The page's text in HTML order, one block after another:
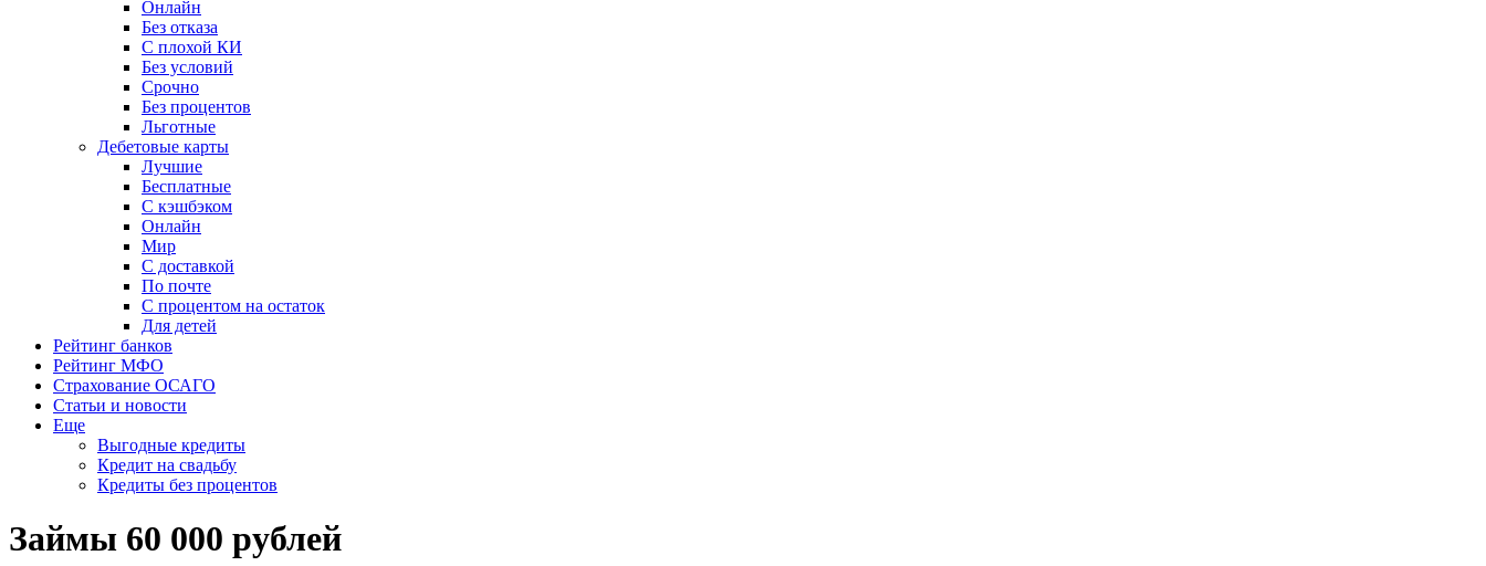
Онлайн
Без отказа
С плохой КИ
Без условий
Срочно
Без процентов
Льготные
Дебетовые карты
Лучшие
Бесплатные
С кэшбэком
Онлайн
Мир
С доставкой
По почте
С процентом на остаток
Для детей
Рейтинг банков
Рейтинг МФО
Страхование ОСАГО
Статьи и новости
Еще
Выгодные кредиты
Кредит на свадьбу
Кредиты без процентов
Займы 60 000 рублей